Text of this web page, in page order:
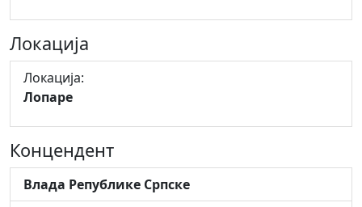
Локација
Локација:
Лопаре
Концендент
Влада Републике Српске